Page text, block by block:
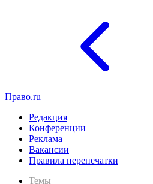
Право.ru
Редакция
Конференции
Реклама
Вакансии
Правила перепечатки
Темы